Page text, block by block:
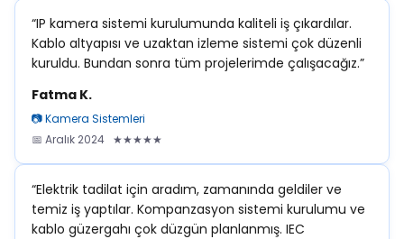
“IP kamera sistemi kurulumunda kaliteli iş çıkardılar.
Kablo altyapısı ve uzaktan izleme sistemi çok düzenli
kuruldu. Bundan sonra tüm projelerimde çalışacağız.”
Fatma K.
📷 Kamera Sistemleri
📅 Aralık 2024 ★★★★★
“Elektrik tadilat için aradım, zamanında geldiler ve
temiz iş yaptılar. Kompanzasyon sistemi kurulumu ve
kablo güzergahı çok düzgün planlanmış. IEC